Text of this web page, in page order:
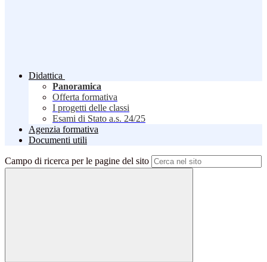
Didattica
Panoramica
Offerta formativa
I progetti delle classi
Esami di Stato a.s. 24/25
Agenzia formativa
Documenti utili
Campo di ricerca per le pagine del sito